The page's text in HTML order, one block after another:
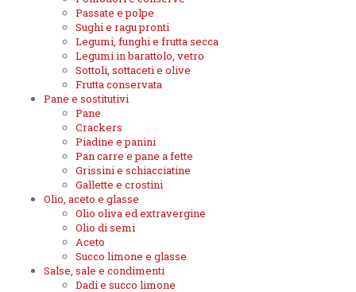
Passate e polpe
Sughi e ragu pronti
Legumi, funghi e frutta secca
Legumi in barattolo, vetro
Sottoli, sottaceti e olive
Frutta conservata
Pane e sostitutivi
Pane
Crackers
Piadine e panini
Pan carre e pane a fette
Grissini e schiacciatine
Gallette e crostini
Olio, aceto e glasse
Olio oliva ed extravergine
Olio di semi
Aceto
Succo limone e glasse
Salse, sale e condimenti
Dadi e succo limone